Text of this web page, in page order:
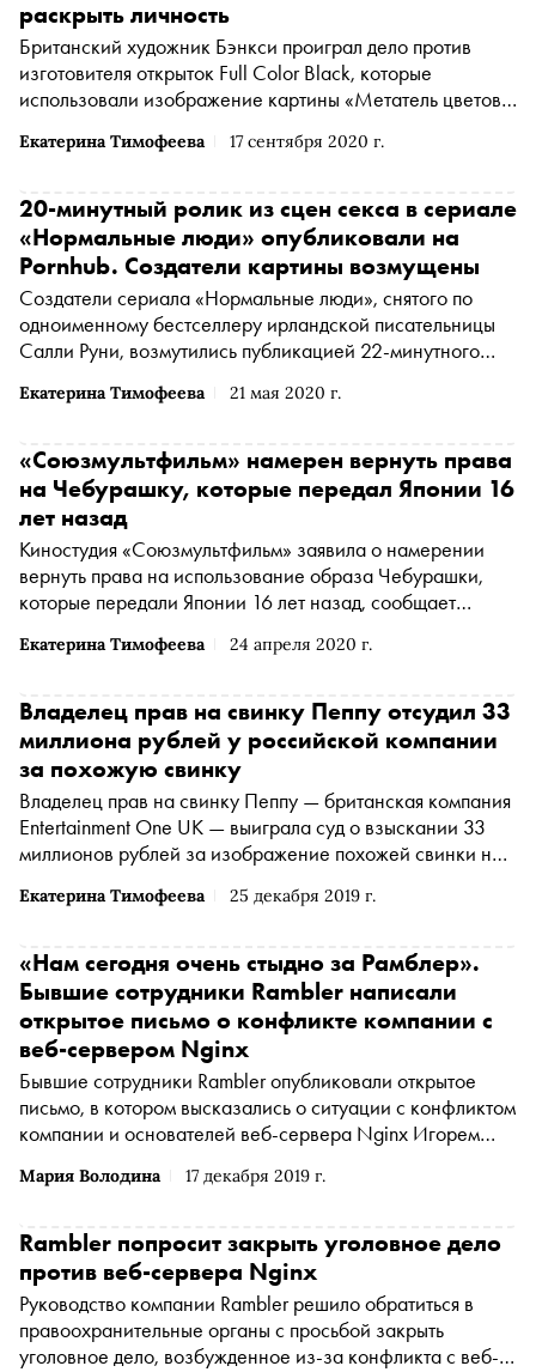
Екатерина Тимофеева 17 сентября 2020 г.
раскрыть личность
Британский художник Бэнкси проиграл дело против
изготовителя открыток Full Color Black, которые
использовали изображение картины «Метатель цветов»
своих самых известных работ, сообщает The Guardian
Екатерина Тимофеева 21 мая 2020 г.
20-минутный ролик из сцен секса в сериале
«Нормальные люди» опубликовали на
Pornhub. Создатели картины возмущены
Создатели сериала «Нормальные люди», снятого по
одноименному бестселлеру ирландской писательницы
Салли Руни, возмутились публикацией 22-минутного
Variety
Екатерина Тимофеева 24 апреля 2020 г.
«Союзмультфильм» намерен вернуть права
на Чебурашку, которые передал Японии 16
лет назад
Киностудия «Союзмультфильм» заявила о намерении
вернуть права на использование образа Чебурашки,
которые передали Японии 16 лет назад, сообщает
Екатерина Тимофеева 25 декабря 2019 г.
Владелец прав на свинку Пеппу отсудил 33
миллиона рублей у российской компании
за похожую свинку
Владелец прав на свинку Пеппу — британская компания
Entertainment One UK — выиграла суд о взыскании 33
миллионов рублей за изображение похожей свинки на
российских производителей игрушек, компании
Мария Володина 17 декабря 2019 г.
«Нам сегодня очень стыдно за Рамблер».
Бывшие сотрудники Rambler написали
открытое письмо о конфликте компании с
веб-сервером Nginx
Бывшие сотрудники Rambler опубликовали открытое
письмо, в котором высказались о ситуации с конфликтом
компании и основателей веб-сервера Nginx Игорем
публикации новости обращение подписали более 60
Рамблер»
Rambler попросит закрыть уголовное дело
против веб-сервера Nginx
Руководство компании Rambler решило обратиться в
правоохранительные органы с просьбой закрыть
уголовное дело, возбужденное из-за конфликта с веб-